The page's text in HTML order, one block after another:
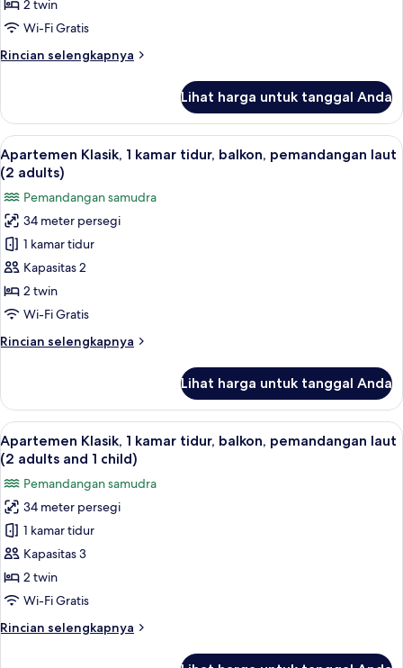
tidur,
pemandangan
adult)
2 twin
Wi-Fi Gratis
Rincian selengkapnya
Rincian
Apartemen
Klasik,
1
kamar
tidur,
balkon,
pemandangan
laut
(1
adult)
Lihat harga untuk tanggal Anda
Lihat
semua
foto
untuk
Apartemen
Klasik,
1
kamar
tidur,
pemandangan
adults)
Brankas, Wi-Fi gratis, dan seprai linen
9
Apartemen Klasik, 1 kamar tidur, balkon, pemandangan laut
(2 adults)
Pemandangan samudra
34 meter persegi
1 kamar tidur
Kapasitas 2
2 twin
Wi-Fi Gratis
Rincian selengkapnya
Rincian
Apartemen
Klasik,
1
kamar
tidur,
balkon,
pemandangan
laut
(2
adults)
Lihat harga untuk tanggal Anda
Lihat
semua
foto
untuk
Apartemen
Klasik,
1
kamar
tidur,
pemandangan
Brankas, Wi-Fi gratis, dan seprai linen
9
Apartemen Klasik, 1 kamar tidur, balkon, pemandangan laut
(2 adults and 1 child)
Pemandangan samudra
34 meter persegi
1 kamar tidur
Kapasitas 3
2 twin
Wi-Fi Gratis
Rincian selengkapnya
Rincian